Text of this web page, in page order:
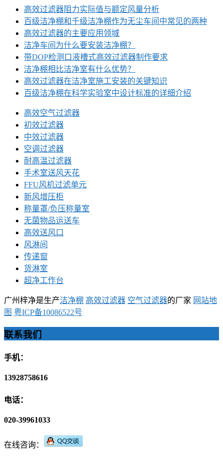
高效过滤器阻力实际值与额定风量分析
百级洁净棚和千级洁净棚作为无尘车间中常见的两种
高效过滤器的主要应用领域
洁净车间为什么要安装洁净棚？
带DOP检测口液槽式高效过滤器制作要求
洁净棚相比洁净室有什么优势？
高效过滤器在洁净室施工安装的关键知识
百级洁净棚在科学实验室中设计标准的详细介绍
高效空气过滤器
初效过滤器
中效过滤器
空调过滤器
耐高温过滤器
手术室送风天花
FFU风机过滤单元
新风增压柜
称量罩/负压称量室
无菌物品运送车
高效送风口
风淋间
传递窗
货淋室
超净工作台
广州梓净是生产洁净棚 高效过滤器 空气过滤器的厂家 网站地
图 粤ICP备10086522号
联系我们
手机：
13928758616
电话：
020-39961033
在线咨询：